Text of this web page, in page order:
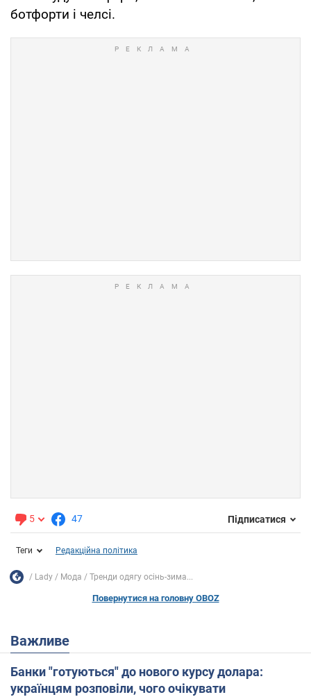
ботфорти і челсі.
5 47 Підписатися
Теги Редакційна політика
Lady Мода Тренди одягу осінь-зима...
Повернутися на головну OBOZ
Важливе
Банки "готуються" до нового курсу долара:
українцям розповіли, чого очікувати